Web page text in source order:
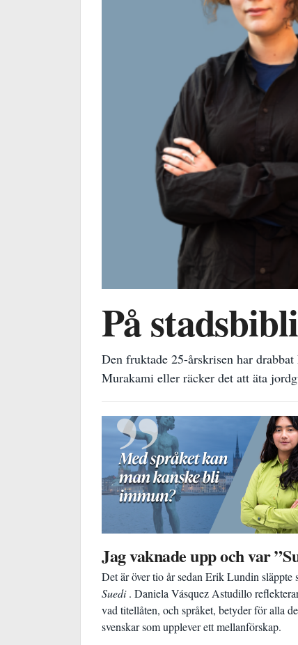
På
Den fruktade 25-årskrisen har
Murakami eller räcker det att äta
Jag vaknade upp och var
Det är över tio år sedan Erik Lundin släppte
Suedi. Daniela Vásquez Astudillo
vad titellåten, och språket, betyder för alla de
svenskar som upplever ett mellanförskap.